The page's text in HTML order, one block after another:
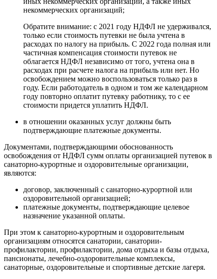
некоммерческих организаций;
Обратите внимание: с 2021 году НДФЛ не удерживался,
только если стоимость путевки не была учтена в
расходах по налогу на прибыль. С 2022 года полная или
частичная компенсация стоимости путевок не
облагается НДФЛ независимо от того, учтена она в
расходах при расчете налога на прибыль или нет. Но
освобождением можно воспользоваться только раз в
году. Если работодатель в одном и том же календарном
году повторно оплатит путевку работнику, то с ее
стоимости придется уплатить НДФЛ.
в отношении оказанных услуг должны быть
подтверждающие платежные документы.
Документами, подтверждающими обоснованность
освобождения от НДФЛ сумм оплаты организацией путевок в
санаторно-курортные и оздоровительные организации,
являются:
договор, заключенный с санаторно-курортной или
оздоровительной организацией;
платежные документы, подтверждающие целевое
назначение указанной оплаты.
При этом к санаторно-курортным и оздоровительным
организациям относятся санатории, санатории-
профилактории, профилактории, дома отдыха и базы отдыха,
пансионаты, лечебно-оздоровительные комплексы,
санаторные, оздоровительные и спортивные детские лагеря.